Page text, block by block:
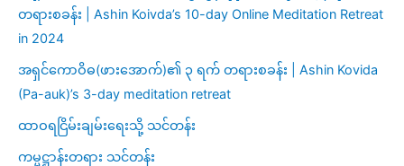
တရားစခန်း | Ashin Koivda’s 10-day Online Meditation Retreat
in 2024
အရှင်ကောဝိဓ(ဖားအောက်)၏ ၃ ရက် တရားစခန်း | Ashin Kovida
(Pa-auk)’s 3-day meditation retreat
ထာဝရငြိမ်းချမ်းရေးသို့ သင်တန်း
ကမ္မဋ္ဌာန်းတရား သင်တန်း